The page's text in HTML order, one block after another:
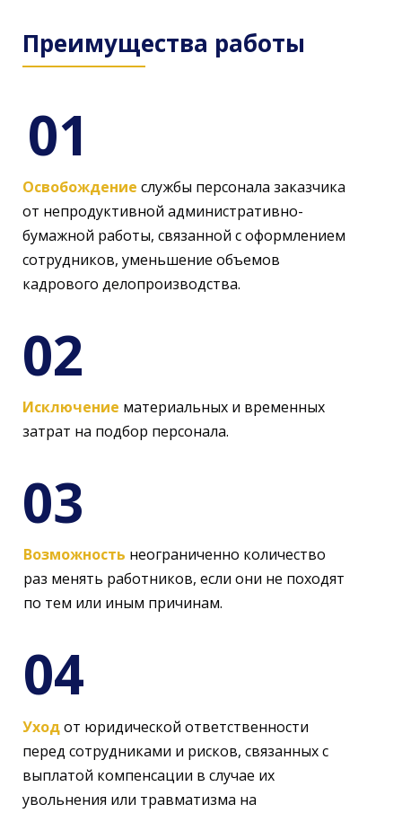
Исключение материальных и временных
затрат на подбор персонала.
Возможность неограниченно количество
раз менять работников, если они не походят
по тем или иным причинам.
Уходот юридической ответственности
перед сотрудниками и рисков, связанных с
выплатой компенсации в случае их
увольнения или травматизма на
Освобождение службы персонала заказчика
от непродуктивной административно-
бумажной работы, связанной с оформлением
сотрудников, уменьшение объемов
кадрового делопроизводства.
04
03
02
01
Преимущества работы